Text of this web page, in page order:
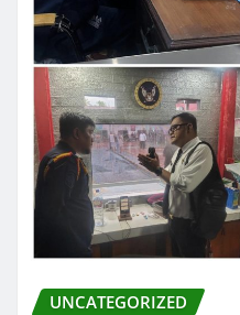
UNCATEGORIZED